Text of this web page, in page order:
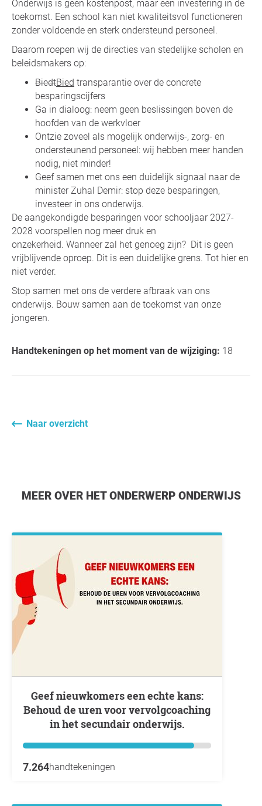
Onderwijs is geen kostenpost, maar een investering in de
toekomst. Een school kan niet kwaliteitsvol functioneren
zonder voldoende en sterk ondersteund personeel.
Daarom roepen wij de directies van stedelijke scholen en
beleidsmakers op:
BiedtBied transparantie over de concrete
besparingscijfers
Ga in dialoog: neem geen beslissingen boven de
hoofden van de werkvloer
Ontzie zoveel als mogelijk onderwijs-, zorg- en
ondersteunend personeel: wij hebben meer handen
nodig, niet minder!
Geef samen met ons een duidelijk signaal naar de
minister Zuhal Demir: stop deze besparingen,
investeer in ons onderwijs.
De aangekondigde besparingen voor schooljaar 2027-
2028 voorspellen nog meer druk en
onzekerheid. Wanneer zal het genoeg zijn? Dit is geen
vrijblijvende oproep. Dit is een duidelijke grens. Tot hier en
niet verder.
Stop samen met ons de verdere afbraak van ons
onderwijs. Bouw samen aan de toekomst van onze
jongeren.
Handtekeningen op het moment van de wijziging: 18
Naar overzicht
MEER OVER HET ONDERWERP ONDERWIJS
Geef nieuwkomers een echte kans:
Behoud de uren voor vervolgcoaching
in het secundair onderwijs.
7.264handtekeningen